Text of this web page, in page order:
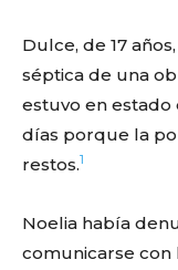
Dulce, de 17
séptica de una
estuvo en
días porque la
restos.1
Noelia había
comunicarse con